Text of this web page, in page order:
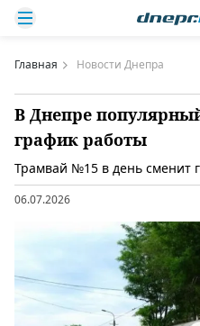
Главная Новости Днепра
В Днепре
график работы
Трамвай №15 в день сменит
06.07.2026